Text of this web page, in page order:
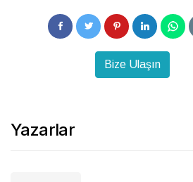
Bize Ulaşın
Yazarlar